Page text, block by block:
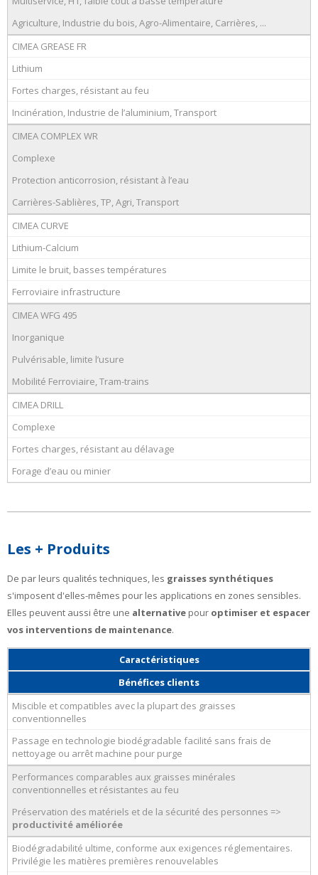
Agriculture, Industrie du bois, Agro-Alimentaire, Carrières, ...
CIMEA GREASE FR
Lithium
Fortes charges, résistant au feu
Incinération, Industrie de l’aluminium, Transport
CIMEA COMPLEX WR
Complexe
Protection anticorrosion, résistant à l’eau
Carrières-Sablières, TP, Agri, Transport
CIMEA CURVE
Lithium-Calcium
Limite le bruit, basses températures
Ferroviaire infrastructure
CIMEA WFG 495
Inorganique
Pulvérisable, limite l’usure
Mobilité Ferroviaire, Tram-trains
CIMEA DRILL
Complexe
Fortes charges, résistant au délavage
Forage d’eau ou minier
Les + Produits
De par leurs qualités techniques, les graisses synthétiques
s'imposent d'elles-mêmes pour les applications en zones sensibles.
Elles peuvent aussi être une alternative pour optimiser et espacer
vos interventions de maintenance.
Caractéristiques
Bénéfices clients
Miscible et compatibles avec la plupart des graisses
conventionnelles
Passage en technologie biodégradable facilité sans frais de
nettoyage ou arrêt machine pour purge
Performances comparables aux graisses minérales
conventionnelles et résistantes au feu
Préservation des matériels et de la sécurité des personnes =>
productivité améliorée
Biodégradabilité ultime, conforme aux exigences réglementaires.
Privilégie les matières premières renouvelables